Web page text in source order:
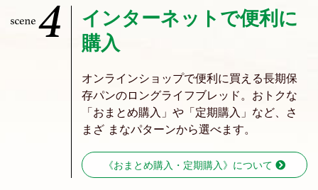
インターネットで便利に
購入
オンラインショップで便利に買える長期保
存パンのロングライフブレッド。おトクな
「おまとめ購入」や「定期購入」など、さ
まざ まなパターンから選べます。
《おまとめ購入・定期購入》について